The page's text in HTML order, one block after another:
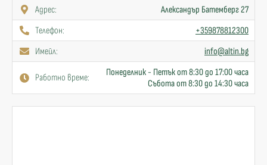
Адрес:
Александър Батемберг 27
Телефон:
+359878812300
Имейл:
info@altin.bg
Работно време:
Понеделник - Петък от 8:30 до 17:00 часа
Събота от 8:30 до 14:30 часа